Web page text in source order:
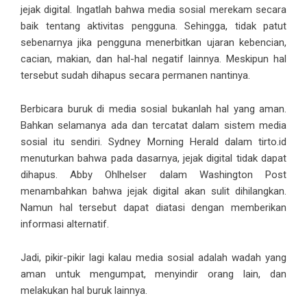
jejak digital. Ingatlah bahwa media sosial merekam secara
baik tentang aktivitas pengguna. Sehingga, tidak patut
sebenarnya jika pengguna menerbitkan ujaran kebencian,
cacian, makian, dan hal-hal negatif lainnya. Meskipun hal
tersebut sudah dihapus secara permanen nantinya.
Berbicara buruk di media sosial bukanlah hal yang aman.
Bahkan selamanya ada dan tercatat dalam sistem media
sosial itu sendiri. Sydney Morning Herald dalam tirto.id
menuturkan bahwa pada dasarnya, jejak digital tidak dapat
dihapus. Abby Ohlhelser dalam Washington Post
menambahkan bahwa jejak digital akan sulit dihilangkan.
Namun hal tersebut dapat diatasi dengan memberikan
informasi alternatif.
Jadi, pikir-pikir lagi kalau media sosial adalah wadah yang
aman untuk mengumpat, menyindir orang lain, dan
melakukan hal buruk lainnya.